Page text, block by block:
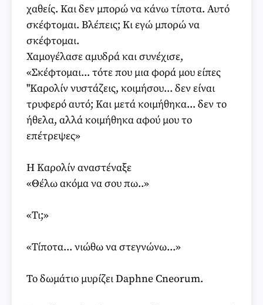
χαθείς. Και δεν μπορώ να κάνω τίποτα. Αυτό
σκέφτομαι. Βλέπεις; Κι εγώ μπορώ να
σκέφτομαι.
Χαμογέλασε αμυδρά και συνέχισε,
«Σκέφτομαι... τότε που μια φορά μου είπες
"Καρολίν νυστάζεις, κοιμήσου... δεν είναι
τρυφερό αυτό; Και μετά κοιμήθηκα... δεν το
ήθελα, αλλά κοιμήθηκα αφού μου το
επέτρεψες»
Η Καρολίν αναστέναξε
«Θέλω ακόμα να σου πω..»
«Τι;»
«Τίποτα... νιώθω να στεγνώνω...»
Το δωμάτιο μυρίζει Daphne Cneorum.